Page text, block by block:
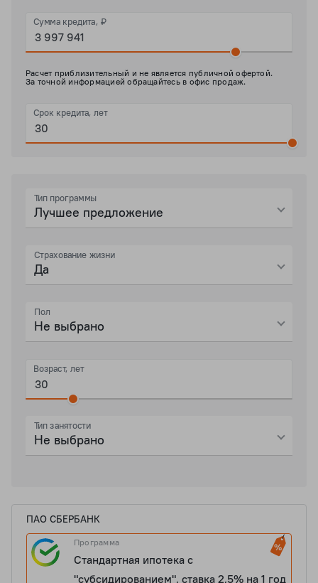
Сумма кредита, ₽
Расчет приблизительный и не является публичной офертой.
За точной информацией обращайтесь в офис продаж.
Срок кредита, лет
Тип программы
Лучшее предложение
Страхование жизни
Да
Пол
Не выбрано
Возраст, лет
Тип занятости
Не выбрано
ПАО СБЕРБАНК
Программа
Стандартная ипотека с
"субсидированием", ставка 2,5% на 1 год